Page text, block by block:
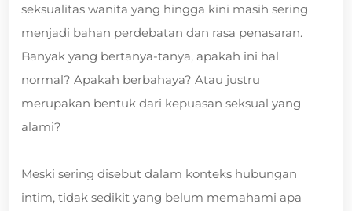
seksualitas wanita yang hingga kini masih sering
menjadi bahan perdebatan dan rasa penasaran.
Banyak yang bertanya-tanya, apakah ini hal
normal? Apakah berbahaya? Atau justru
merupakan bentuk dari kepuasan seksual yang
alami?
Meski sering disebut dalam konteks hubungan
intim, tidak sedikit yang belum memahami apa